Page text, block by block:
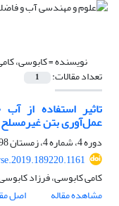
نویسنده =کابوسی،
تعداد مقالات: 1
عمل‌آوری بتن
دوره 4، شماره 4، زمستان 1398، صفحه
کامی کابوسی، فرزاد
مشاهده مقاله
اصل